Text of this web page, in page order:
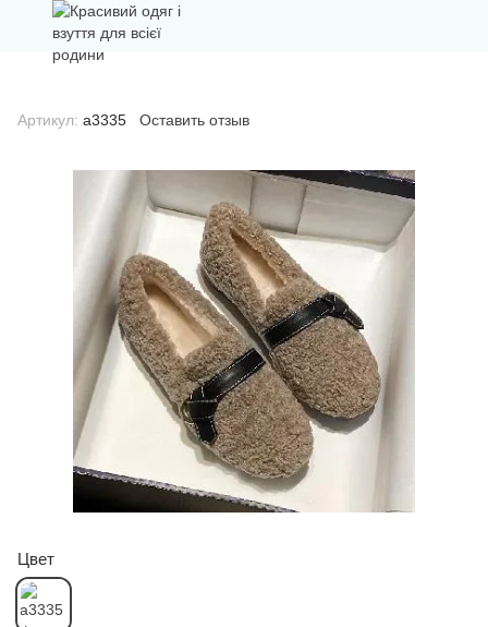
Артикул: а3335 Оставить отзыв
Цвет